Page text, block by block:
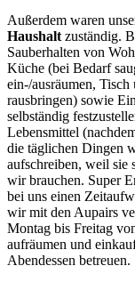
Außerdem waren
Haushalt zuständig.
Sauberhalten von
Küche (bei Bedarf
ein-/ausräumen,
rausbringen) sowie
selbständig
Lebensmittel
die täglichen Dingen
aufschreiben, weil sie
wir brauchen. Super
bei uns einen
wir mit den Aupairs
Montag bis Freitag
aufräumen und
Abendessen betreuen.